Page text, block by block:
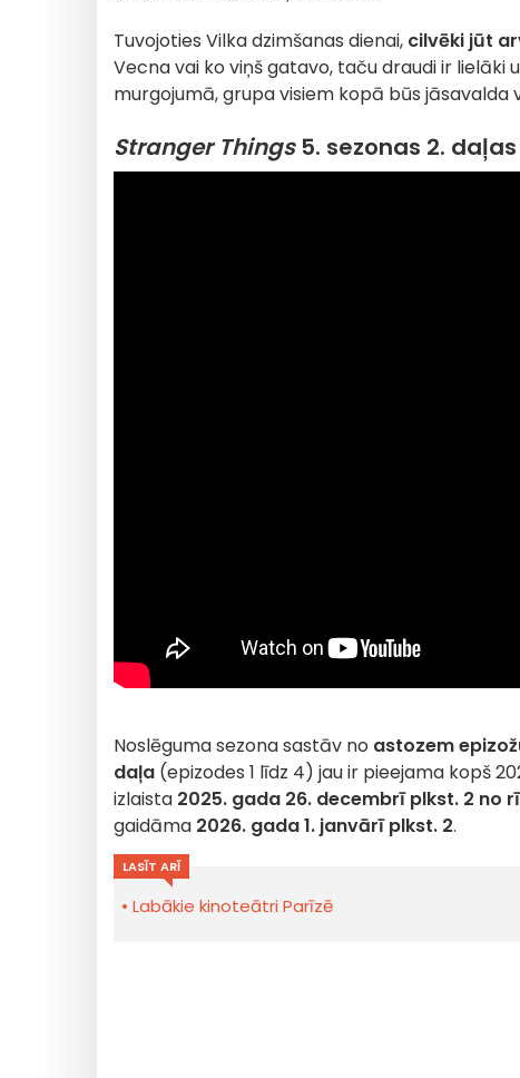
Tuvojoties Vilka dzimšanas dienai, cilvēki jūt
Vecna vai ko viņš gatavo, taču draudi ir lielāki
murgojumā, grupa visiem kopā būs jāsavalda
Stranger Things5. sezonas 2.
Noslēguma sezona sastāv no astozem
daļa (epizodes 1 līdz 4) jau ir pieejama kopš
izlaista 2025. gada 26. decembrī plkst. 2 no
gaidāma 2026. gada 1. janvārī plkst. 2.
LASĪT ARĪ
Labākie kinoteātri Parīzē